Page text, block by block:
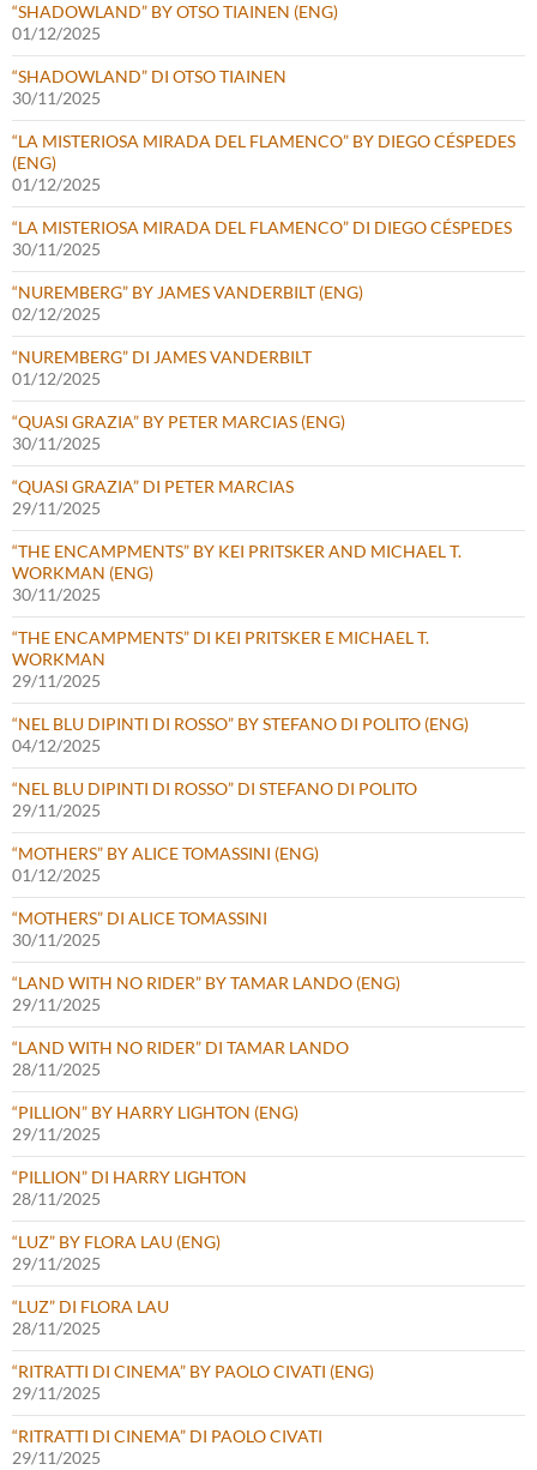
“SHADOWLAND” BY OTSO TIAINEN (ENG)
01/12/2025
“SHADOWLAND” DI OTSO TIAINEN
30/11/2025
“LA MISTERIOSA MIRADA DEL FLAMENCO” BY DIEGO CÉSPEDES
(ENG)
01/12/2025
“LA MISTERIOSA MIRADA DEL FLAMENCO” DI DIEGO CÉSPEDES
30/11/2025
“NUREMBERG” BY JAMES VANDERBILT (ENG)
02/12/2025
“NUREMBERG” DI JAMES VANDERBILT
01/12/2025
“QUASI GRAZIA” BY PETER MARCIAS (ENG)
30/11/2025
“QUASI GRAZIA” DI PETER MARCIAS
29/11/2025
“THE ENCAMPMENTS” BY KEI PRITSKER AND MICHAEL T.
WORKMAN (ENG)
30/11/2025
“THE ENCAMPMENTS” DI KEI PRITSKER E MICHAEL T.
WORKMAN
29/11/2025
“NEL BLU DIPINTI DI ROSSO” BY STEFANO DI POLITO (ENG)
04/12/2025
“NEL BLU DIPINTI DI ROSSO” DI STEFANO DI POLITO
29/11/2025
“MOTHERS” BY ALICE TOMASSINI (ENG)
01/12/2025
“MOTHERS” DI ALICE TOMASSINI
30/11/2025
“LAND WITH NO RIDER” BY TAMAR LANDO (ENG)
29/11/2025
“LAND WITH NO RIDER” DI TAMAR LANDO
28/11/2025
“PILLION” BY HARRY LIGHTON (ENG)
29/11/2025
“PILLION” DI HARRY LIGHTON
28/11/2025
“LUZ” BY FLORA LAU (ENG)
29/11/2025
“LUZ” DI FLORA LAU
28/11/2025
“RITRATTI DI CINEMA” BY PAOLO CIVATI (ENG)
29/11/2025
“RITRATTI DI CINEMA” DI PAOLO CIVATI
29/11/2025